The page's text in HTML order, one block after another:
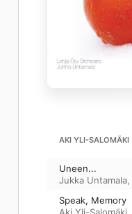
AKI YLI-SALOMÄKI
Uneen...
Jukka Untamala,
Speak, Memory
Aki Yli-Salomäki,